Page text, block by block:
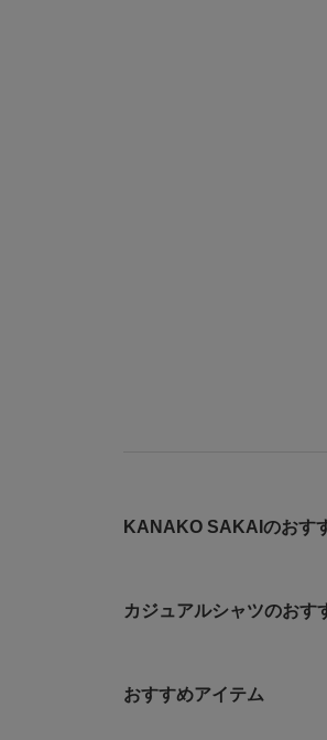
KANAKO SAKAIのおす
カジュアルシャツのおす
おすすめアイテム